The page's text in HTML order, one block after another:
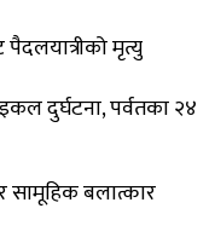
मृत्यु
दुर्घटना, पर्वतका २४
सामूहिक बलात्कार